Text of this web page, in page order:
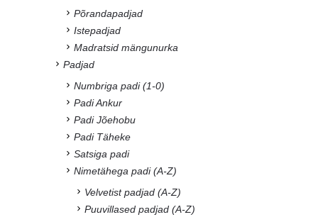
Põrandapadjad
Istepadjad
Madratsid mängunurka
Padjad
Numbriga padi (1-0)
Padi Ankur
Padi Jõehobu
Padi Täheke
Satsiga padi
Nimetähega padi (A-Z)
Velvetist padjad (A-Z)
Puuvillased padjad (A-Z)